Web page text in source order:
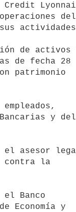
del
de activos
de fecha 28
patrimonio
y del
el asesor
contra la
Banco
Economía y